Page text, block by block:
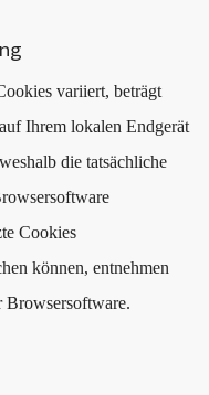
variiert, beträgt
Ihrem lokalen Endgerät
die tatsächliche
Cookies
können, entnehmen
Browsersoftware.